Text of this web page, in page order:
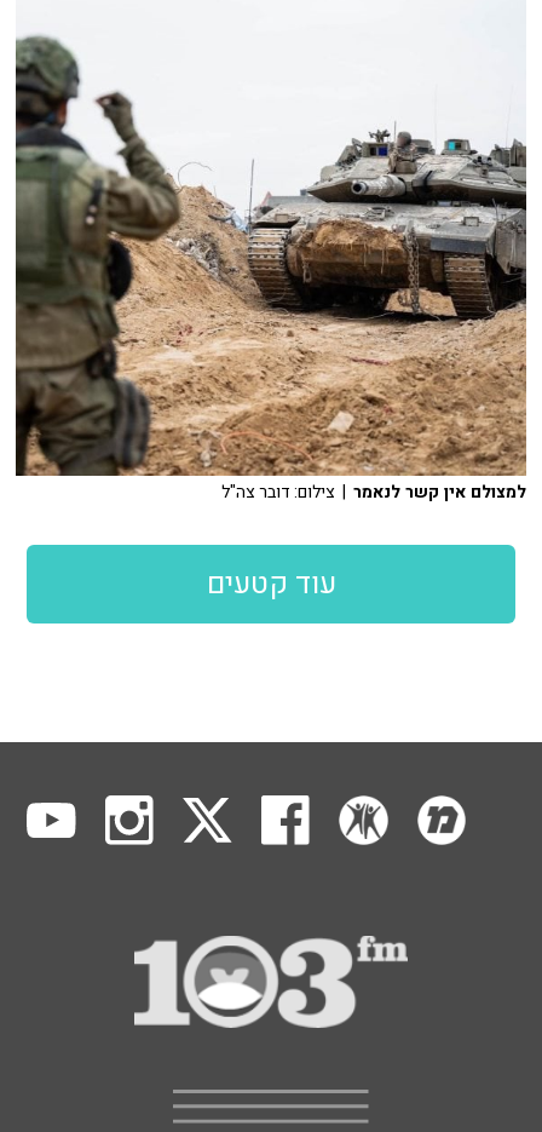
למצולם אין קשר לנאמר | צילום: דובר צה"ל
עוד קטעים